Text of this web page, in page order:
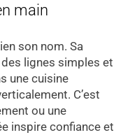
main
son nom. Sa
lignes simples et
une cuisine
C’est
ou une
inspire confiance et